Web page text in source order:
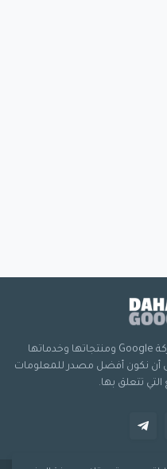
دهاليز جوجل هو موقع يتحدث عن شركة Google ومنتجاتها وخدماتها
أن نكون أفضل مصدر للمعلومات
تتعلق بها.